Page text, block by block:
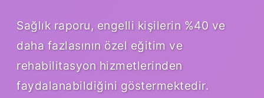
Sağlık raporu, engelli kişilerin %40 ve
daha fazlasının özel eğitim ve
rehabilitasyon hizmetlerinden
faydalanabildiğini göstermektedir.